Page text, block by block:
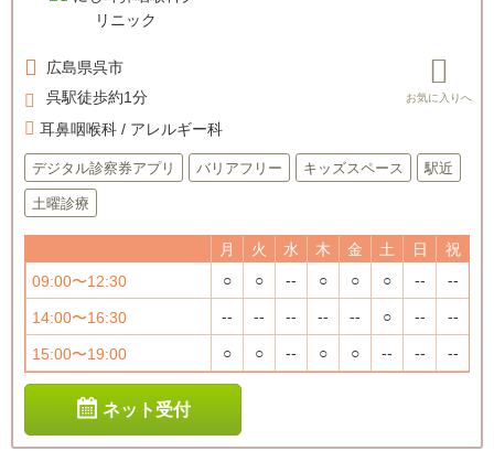
広島県呉市
呉駅徒歩約1分
耳鼻咽喉科 / アレルギー科
デジタル診察券アプリ バリアフリー キッズスペース 駅近
土曜診療
月 火 水 木 金 土 日
祝
09:00〜12:30
○ ○ -- ○ ○ ○ -- --
14:00〜16:30 -- -- -- -- -- ○ -- --
15:00〜19:00 ○ ○ -- ○ ○ -- -- --
ネット受付